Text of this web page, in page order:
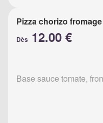
Pizza chorizo fromage
Dès 12.00 €
Base sauce tomate,